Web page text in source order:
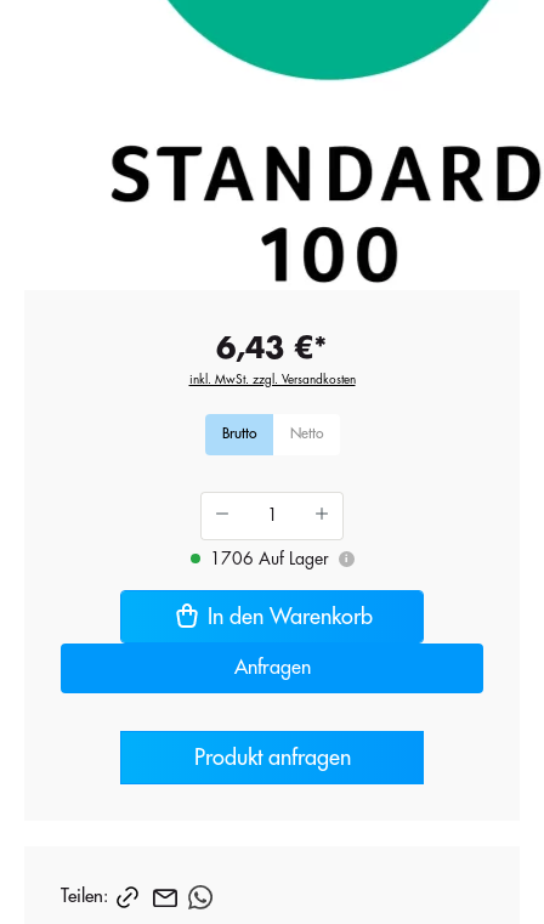
6,43 €*
inkl. MwSt. zzgl. Versandkosten
Brutto Netto
1706 Auf Lager i
In den Warenkorb
Anfragen
Produkt anfragen
Teilen: